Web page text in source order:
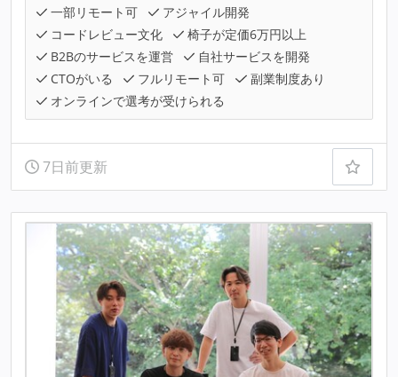
一部リモート可
アジャイル開発
コードレビュー文化
椅子が定価6万円以上
B2Bのサービスを運営
自社サービスを開発
CTOがいる
フルリモート可
副業制度あり
オンラインで選考が受けられる
7日前更新